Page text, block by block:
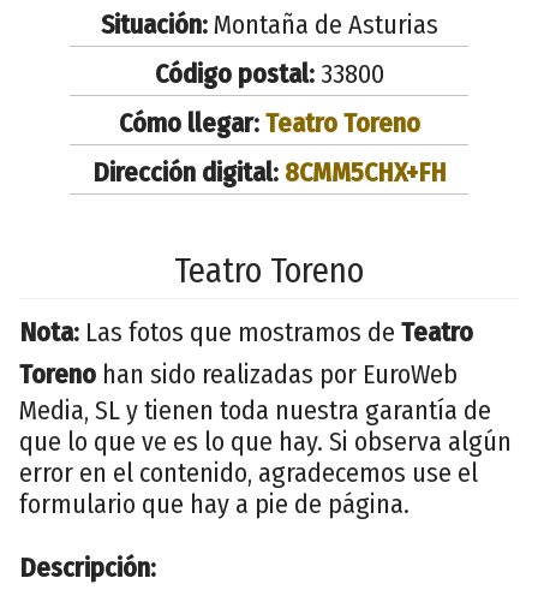
Situación:Montaña de Asturias
Código postal:33800
Cómo llegar:Teatro Toreno
Dirección digital: 8CMM5CHX+FH
Teatro Toreno
Nota: Las fotos que mostramos de Teatro
Toreno han sido realizadas por EuroWeb
Media, SL y tienen toda nuestra garantía de
que lo que ve es lo que hay. Si observa algún
error en el contenido, agradecemos use el
formulario que hay a pie de página.
Descripción: